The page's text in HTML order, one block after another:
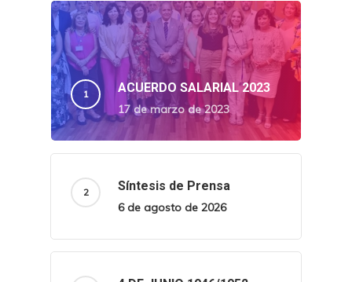
ACUERDO SALARIAL 2023
17 de marzo de 2023
Síntesis de Prensa
6 de agosto de 2026